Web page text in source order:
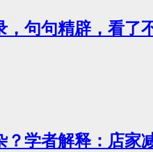
，句句精辟，看了
？学者解释：店家